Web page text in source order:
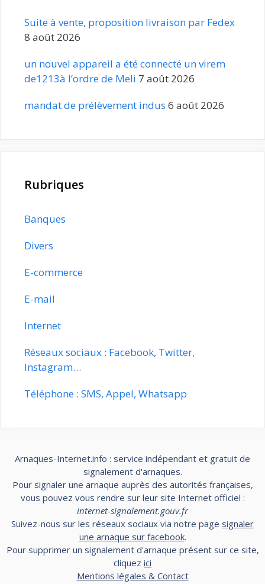
Suite à vente, proposition livraison par Fedex
8 août 2026
un nouvel appareil a été connecté un virem
de1213à l’ordre de Meli 7 août 2026
mandat de prélèvement indus 6 août 2026
Rubriques
Banques
Divers
E-commerce
E-mail
Internet
Réseaux sociaux : Facebook, Twitter,
Instagram…
Téléphone : SMS, Appel, Whatsapp
Arnaques-Internet.info : service indépendant et gratuit de
signalement d'arnaques.
Pour signaler une arnaque auprès des autorités françaises,
vous pouvez vous rendre sur leur site Internet officiel :
internet-signalement.gouv.fr
Suivez-nous sur les réseaux sociaux via notre page signaler
une arnaque sur facebook.
Pour supprimer un signalement d'arnaque présent sur ce site,
cliquez ici
Mentions légales & Contact